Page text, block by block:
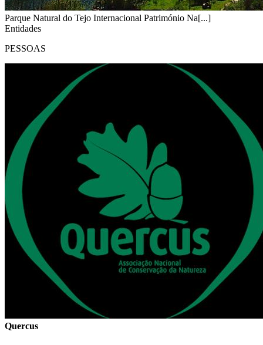
Parque Natural do Tejo Internacional Património Na[...]
Entidades
PESSOAS
Quercus